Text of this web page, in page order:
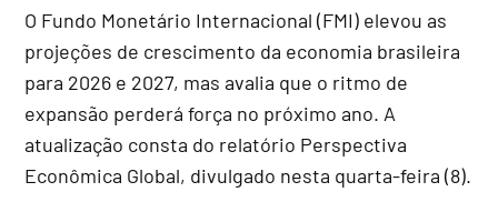
O Fundo Monetário Internacional (FMI) elevou as
projeções de crescimento da economia brasileira
para 2026 e 2027, mas avalia que o ritmo de
expansão perderá força no próximo ano. A
atualização consta do relatório Perspectiva
Econômica Global, divulgado nesta quarta-feira (8).